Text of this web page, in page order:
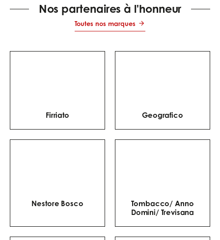
mozzarella, charcuterie,
champignons, légumes
grillés ou fromages plus
puissants. L’objectif est
gourmandise de la
Nos partenaires à l'honneur
Toutes nos marques
Firriato Geografico
Nestore Bosco
Tombacco/ Anno
Domini/ Trevisana